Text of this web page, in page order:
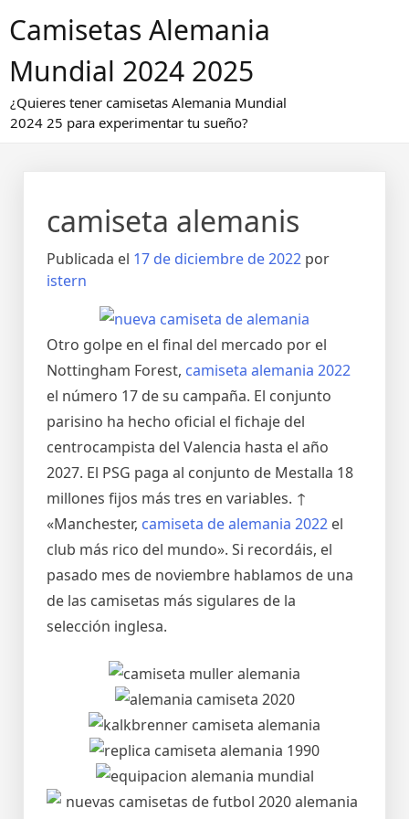
alCamisetas Alemania
Mundial 2024 2025
¿Quieres tener camisetas Alemania Mundial
2024 25 para experimentar tu sueño?
camiseta alemanis
Publicada el 17 de diciembre de 2022 por
istern
Otro golpe en el final del mercado por el
Nottingham Forest, camiseta alemania 2022
el número 17 de su campaña. El conjunto
parisino ha hecho oficial el fichaje del
centrocampista del Valencia hasta el año
2027. El PSG paga al conjunto de Mestalla 18
millones fijos más tres en variables. ↑
«Manchester, camiseta de alemania 2022 el
club más rico del mundo». Si recordáis, el
pasado mes de noviembre hablamos de una
de las camisetas más sigulares de la
selección inglesa.